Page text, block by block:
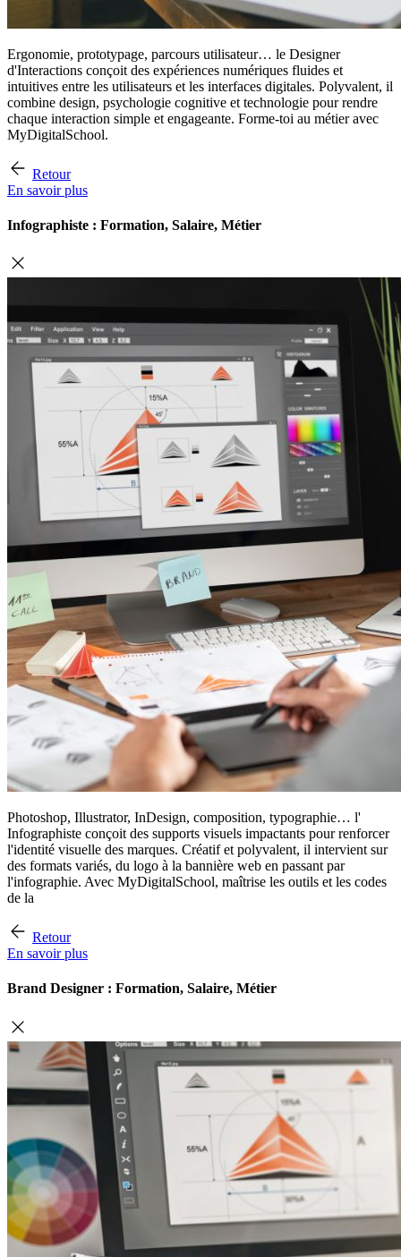
Ergonomie, prototypage, parcours utilisateur… le Designer
d'Interactions conçoit des expériences numériques fluides et
intuitives entre les utilisateurs et les interfaces digitales. Polyvalent, il
combine design, psychologie cognitive et technologie pour rendre
chaque interaction simple et engageante. Forme-toi au métier avec
MyDigitalSchool.
Retour
En savoir plus
Infographiste : Formation, Salaire, Métier
Photoshop, Illustrator, InDesign, composition, typographie… l'
Infographiste conçoit des supports visuels impactants pour renforcer
l'identité visuelle des marques. Créatif et polyvalent, il intervient sur
des formats variés, du logo à la bannière web en passant par
l'infographie. Avec MyDigitalSchool, maîtrise les outils et les codes
de la
Retour
En savoir plus
Brand Designer : Formation, Salaire, Métier